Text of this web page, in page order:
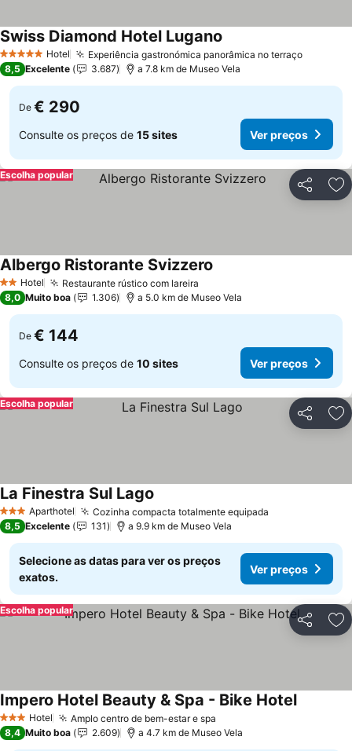
5 Estrelas Hotel Experiência gastronómica panorâmica no terraçoVer
Swiss Diamond Hotel Lugano
8,5 Excelente 3.687 a 7.8 km de Museo Vela
De € 290
Consulte os preços de 15 sites Ver preços
Partilhar
Escolha popular
2 Estrelas
Hotel Restaurante rústico com lareira
Albergo Ristorante Svizzero
8,0 Muito boa 1.306 a 5.0 km de Museo Vela
De € 144
Consulte os preços de 10 sites Ver preços
Partilhar
Escolha popular
3 EstrelasAparthotel Cozinha compacta totalmente equipada
La Finestra Sul Lago
8,5 Excelente 131 a 9.9 km de Museo Vela
Selecione as datas para ver os preços
exatos.
Ver preços
Partilhar
Escolha popular
3 EstrelasHotel Amplo centro de bem-estar e spa
Impero Hotel Beauty & Spa - Bike HotelVer
8,4 Muito boa 2.609 a 4.7 km de Museo Vela